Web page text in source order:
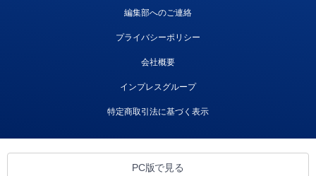
編集部へのご連絡
プライバシーポリシー
会社概要
インプレスグループ
特定商取引法に基づく表示
PC版で見る